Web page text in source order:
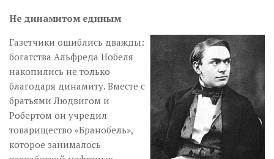
Не динамитом единым
Газетчики ошиблись дважды:
богатства Альфреда Нобеля
накопились не только
благодаря динамиту. Вместе с
братьями Людвигом и
Робертом он учредил
товарищество «Бранобель»,
которое занималось